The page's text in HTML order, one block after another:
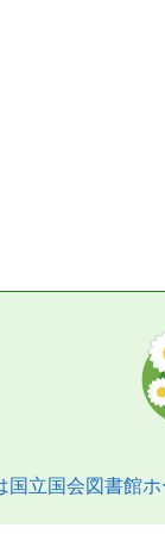
国立国会図書館